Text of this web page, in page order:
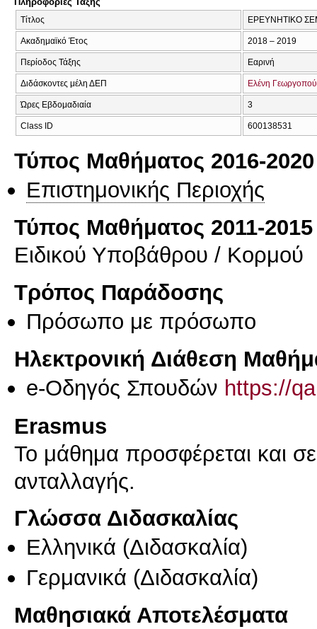
Τίτλος ΕΡΕΥΝΗΤΙΚΟ
Ακαδημαϊκό Έτος 2018 – 2019
Περίοδος Τάξης Εαρινή
Διδάσκοντες μέλη ΔΕΠ Ελένη
Ώρες Εβδομαδιαία 3
Class ID 600138531
Τύπος Μαθήματος 2016-2020
Επιστημονικής Περιοχής
Τύπος Μαθήματος 2011-2015
Ειδικού Υποβάθρου / Κορμού
Τρόπος Παράδοσης
Πρόσωπο με πρόσωπο
Ηλεκτρονική Διάθεση
e-Οδηγός Σπουδών https://
Erasmus
Το μάθημα προσφέρεται και
ανταλλαγής.
Γλώσσα Διδασκαλίας
Ελληνικά (Διδασκαλία)
Γερμανικά (Διδασκαλία)
Μαθησιακά Αποτελέσματα